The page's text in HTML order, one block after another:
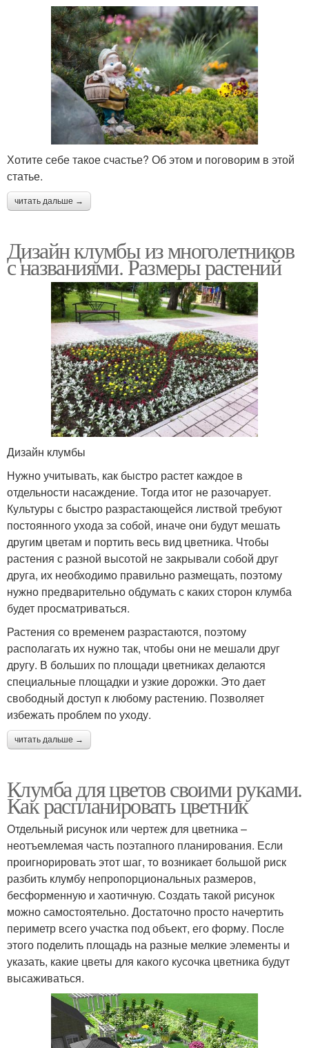
Хотите себе такое счастье? Об этом и поговорим в этой
статье.
читать дальше →
Дизайн клумбы из многолетников
с названиями. Размеры растений
Дизайн клумбы
Нужно учитывать, как быстро растет каждое в
отдельности насаждение. Тогда итог не разочарует.
Культуры с быстро разрастающейся листвой требуют
постоянного ухода за собой, иначе они будут мешать
другим цветам и портить весь вид цветника. Чтобы
растения с разной высотой не закрывали собой друг
друга, их необходимо правильно размещать, поэтому
нужно предварительно обдумать с каких сторон клумба
будет просматриваться.
Растения со временем разрастаются, поэтому
располагать их нужно так, чтобы они не мешали друг
другу. В больших по площади цветниках делаются
специальные площадки и узкие дорожки. Это дает
свободный доступ к любому растению. Позволяет
избежать проблем по уходу.
читать дальше →
Клумба для цветов своими руками.
Как распланировать цветник
Отдельный рисунок или чертеж для цветника –
неотъемлемая часть поэтапного планирования. Если
проигнорировать этот шаг, то возникает большой риск
разбить клумбу непропорциональных размеров,
бесформенную и хаотичную. Создать такой рисунок
можно самостоятельно. Достаточно просто начертить
периметр всего участка под объект, его форму. После
этого поделить площадь на разные мелкие элементы и
указать, какие цветы для какого кусочка цветника будут
высаживаться.